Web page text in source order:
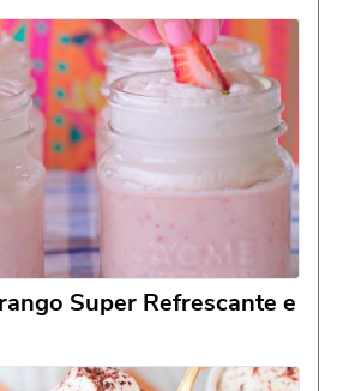
Super Refrescante e